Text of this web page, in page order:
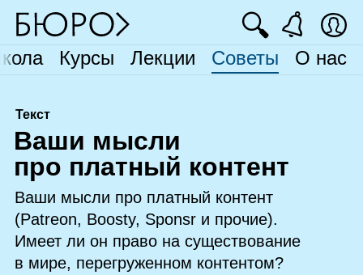
Курсы Лекции Советы О нас
🔍
Текст
Ваши мысли
про платный контент
Ваши мысли про платный контент
(Patreon, Boosty, Sponsr и прочие).
Имеет ли он право на существование
в мире, перегруженном контентом?